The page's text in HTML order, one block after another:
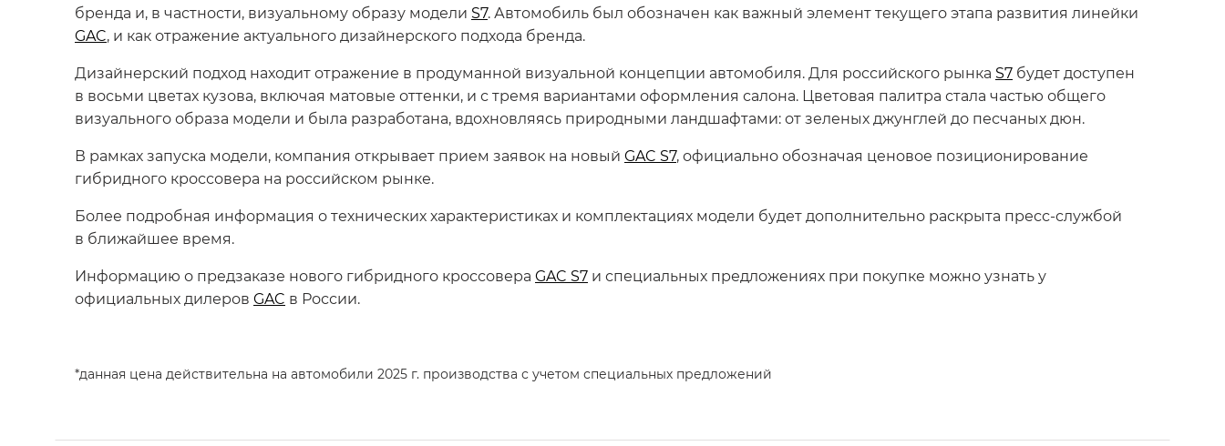
бренда и, в частности, визуальному образу модели S7. Автомобиль был обозначен как важный элемент текущего этапа развития линейки
GAC, и как отражение актуального дизайнерского подхода бренда.
Дизайнерский подход находит отражение в продуманной визуальной концепции автомобиля. Для российского рынка S7 будет доступен
в восьми цветах кузова, включая матовые оттенки, и с тремя вариантами оформления салона. Цветовая палитра стала частью общего
визуального образа модели и была разработана, вдохновляясь природными ландшафтами: от зеленых джунглей до песчаных дюн.
В рамках запуска модели, компания открывает прием заявок на новый GAC S7, официально обозначая ценовое позиционирование
гибридного кроссовера на российском рынке.
Более подробная информация о технических характеристиках и комплектациях модели будет дополнительно раскрыта пресс-службой
в ближайшее время.
Информацию о предзаказе нового гибридного кроссовера GAC S7 и специальных предложениях при покупке можно узнать у
официальных дилеров GAC в России.
*данная цена действительна на автомобили 2025 г. производства с учетом специальных предложений